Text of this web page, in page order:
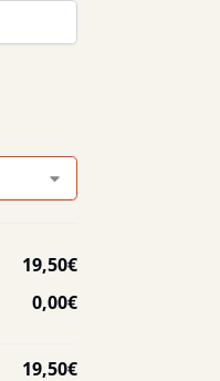
19,50€
0,00€
19,50€